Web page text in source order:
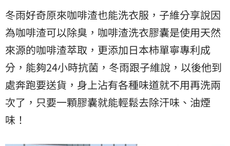
冬雨好奇原來咖啡渣也能洗衣服，子維分享說因
為咖啡渣可以除臭，咖啡渣洗衣膠囊是使用天然
來源的咖啡渣萃取，更添加日本柿單寧專利成
分，能夠24小時抗菌，冬雨跟子維說，以後他到
處奔跑要送貨，身上沾有各種味道就不用再洗兩
次了，只要一顆膠囊就能輕鬆去除汗味、油煙
味！